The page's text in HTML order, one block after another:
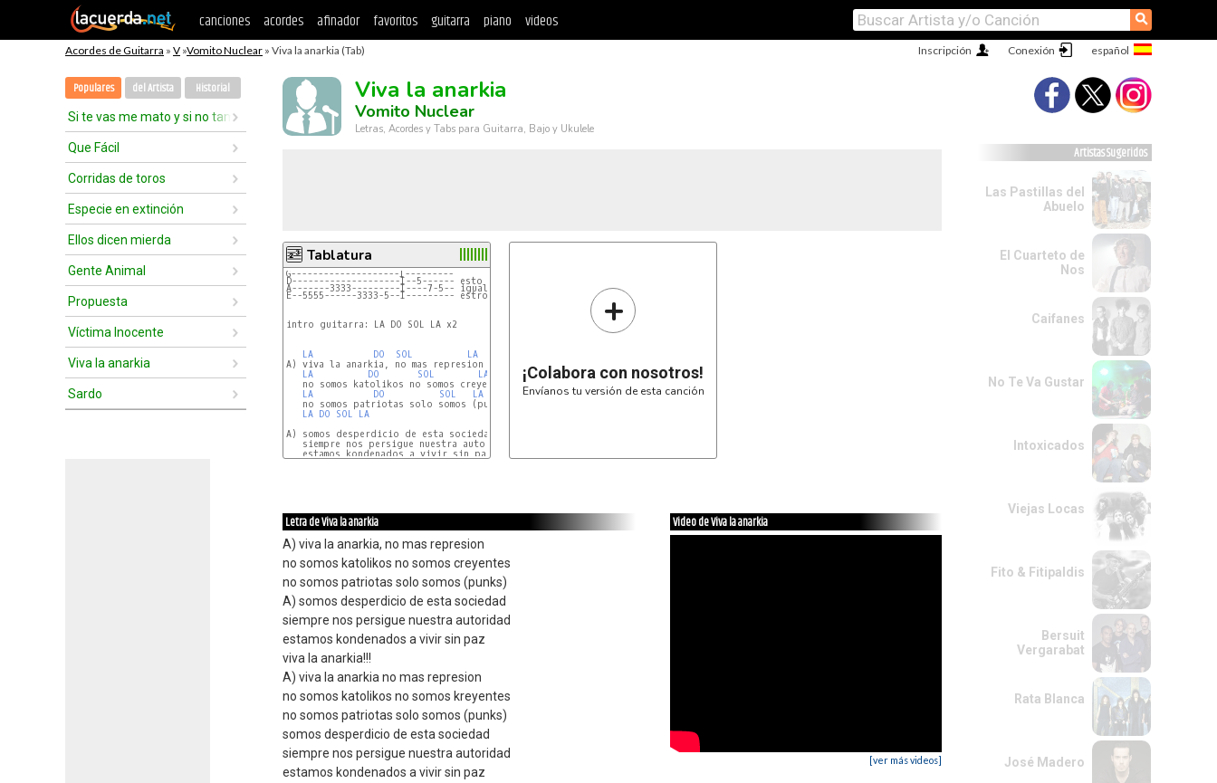
canciones acordes afinador favoritos guitarra piano videos ⚲
Acordes de Guitarra » V »Vomito Nuclear » Viva la anarkia (Tab) Conexión
Inscripción
Populares del Artista Historial
Si te vas me mato y si no también
Que Fácil
Corridas de toros
Especie en extinción
Ellos dicen mierda
Gente Animal
Propuesta
Víctima Inocente
Viva la anarkia
Sardo
Viva la anarkia
Vomito Nuclear
Letras, Acordes y Tabs para Guitarra, Bajo y Ukulele
Tablatura
G--------------------I---------
D--------------------I--5------ esto ultimo lo ace la guitarra
A-------3333---------I----7-5-- igual kuando parte y en las
E--5555------3333-5--I--------- estrofas igual
intro guitarra: LA DO SOL LA x2
LA DO SOL
LA
A) viva la anarkia, no mas represion
LA
DO SOL
LA
   no somos katolikos no somos creyentes
LA
DO SOL
LA
   no somos patriotas solo somos (punks)
LA DO SOL
LA
A) somos desperdicio de esta sociedad
   siempre nos persigue nuestra autoridad
+
¡Colabora con nosotros!
Envíanos tu versión de esta canción
Letra de Viva la anarkia
A) viva la anarkia, no mas represion
no somos katolikos no somos creyentes
no somos patriotas solo somos (punks)
A) somos desperdicio de esta sociedad
siempre nos persigue nuestra autoridad
estamos kondenados a vivir sin paz
viva la anarkia!!!
A) viva la anarkia no mas represion
no somos katolikos no somos kreyentes
no somos patriotas solo somos (punks)
somos desperdicio de esta sociedad
siempre nos persigue nuestra autoridad
estamos kondenados a vivir sin paz
Video de Viva la anarkia
[ver más videos]
Artistas Sugeridos
Las Pastillas del
Abuelo
El Cuarteto de
Nos
Caifanes
No Te Va Gustar
Intoxicados
Viejas Locas
Fito & Fitipaldis
Bersuit
Vergarabat
Rata Blanca
José Madero